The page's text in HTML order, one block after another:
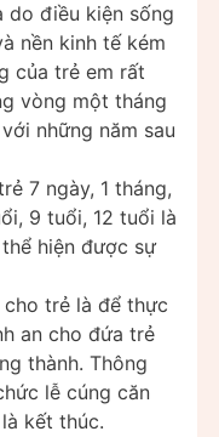
do điều kiện sống
nền kinh tế kém
của trẻ em rất
vòng một tháng
những năm sau
7 ngày, 1 tháng,
9 tuổi, 12 tuổi là
hiện được sự
trẻ là để thực
an cho đứa trẻ
thành. Thông
lễ cúng căn
kết thúc.